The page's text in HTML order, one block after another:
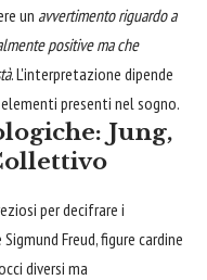
un avvertimento riguardo a
positive ma che
. L'interpretazione dipende
presenti nel sogno.
Jung,
per decifrare i
Freud, figure cardine
diversi ma